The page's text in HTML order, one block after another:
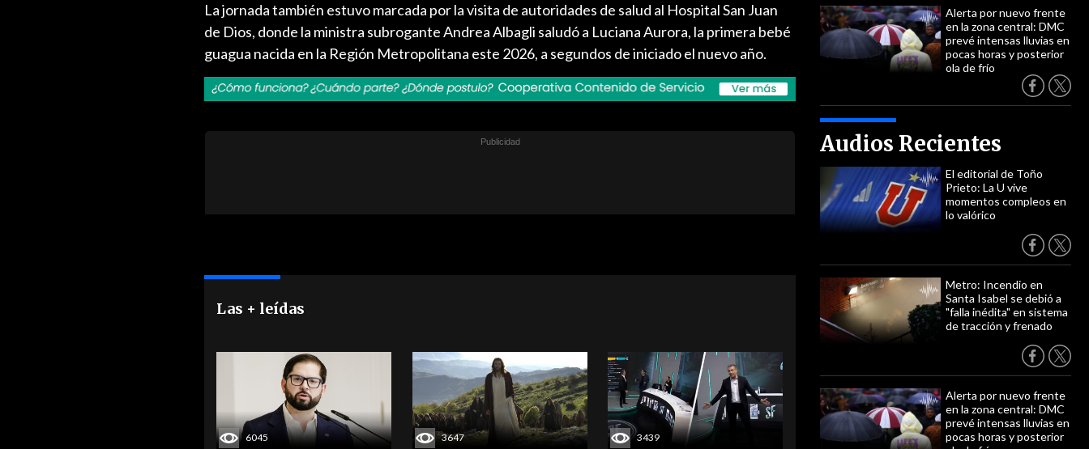
Alerta por nuevo frente
en la zona central: DMC
prevé intensas lluvias en
pocas horas y posterior
ola de frío
Audios Recientes
El editorial de Toño
Prieto: La U vive
momentos compleos en
lo valórico
Metro: Incendio en
Santa Isabel se debió a
"falla inédita" en sistema
de tracción y frenado
Alerta por nuevo frente
en la zona central: DMC
prevé intensas lluvias en
pocas horas y posterior
La jornada también estuvo marcada por la visita de autoridades de salud al Hospital San Juan
de Dios, donde la ministra subrogante Andrea Albagli saludó a Luciana Aurora, la primera bebé
guagua nacida en la Región Metropolitana este 2026, a segundos de iniciado el nuevo año.
Las + leídas
6045 3647 3439